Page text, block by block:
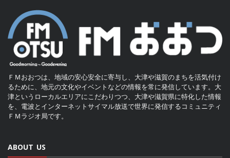
ＦＭおおつは、地域の安心安全に寄与し、大津や滋賀のまちを活気付け
るために、地元の文化やイベントなどの情報を常に発信しています。大
津というローカルエリアにこだわりつつ、大津や滋賀県に特化した情報
を、電波とインターネットサイマル放送で世界に発信するコミュニティ
ＦＭラジオ局です。
ABOUT US